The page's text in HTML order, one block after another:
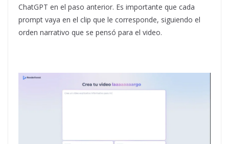
ChatGPT en el paso anterior. Es importante que cada
prompt vaya en el clip que le corresponde, siguiendo el
orden narrativo que se pensó para el video.